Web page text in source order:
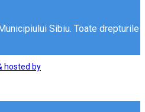
Sibiu. Toate drepturile
hosted by